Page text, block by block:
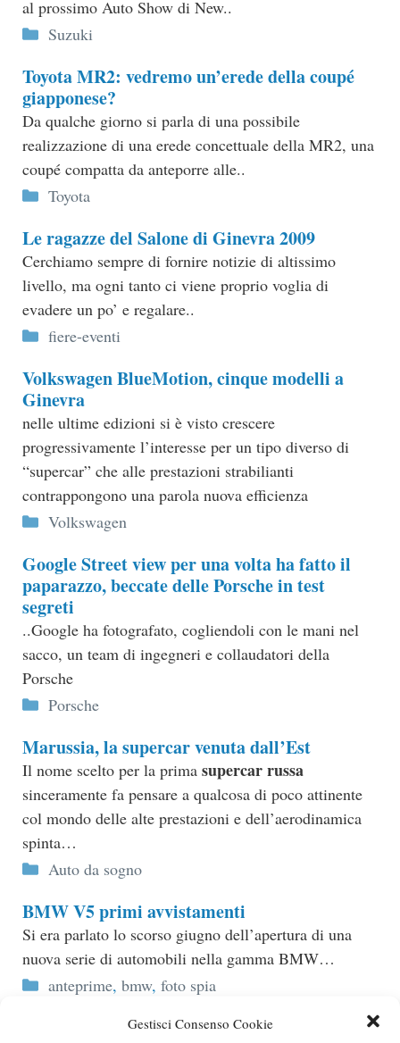
Gestisci Consenso Cookie
al prossimo Auto Show di New..
Categorie
Suzuki
Toyota MR2: vedremo un’erede della coupé
giapponese?
Da qualche giorno si parla di una possibile
realizzazione di una erede concettuale della MR2, una
coupé compatta da anteporre alle..
Categorie
Toyota
Le ragazze del Salone di Ginevra 2009
Cerchiamo sempre di fornire notizie di altissimo
livello, ma ogni tanto ci viene proprio voglia di
evadere un po’ e regalare..
Categorie
fiere-eventi
Volkswagen BlueMotion, cinque modelli a
Ginevra
nelle ultime edizioni si è visto crescere
progressivamente l’interesse per un tipo diverso di
“supercar” che alle prestazioni strabilianti
contrappongono una parola nuova efficienza
Categorie
Volkswagen
Google Street view per una volta ha fatto il
paparazzo, beccate delle Porsche in test
segreti
..Google ha fotografato, cogliendoli con le mani nel
sacco, un team di ingegneri e collaudatori della
Porsche
Categorie
Porsche
Marussia, la supercar venuta dall’Est
Il nome scelto per la prima supercar russa
sinceramente fa pensare a qualcosa di poco attinente
col mondo delle alte prestazioni e dell’aerodinamica
spinta…
Categorie
Auto da sogno
BMW V5 primi avvistamenti
Si era parlato lo scorso giugno dell’apertura di una
nuova serie di automobili nella gamma BMW…
Categorie
anteprime, bmw, foto spia
Rumors da Los Angeles, spider sportiva da